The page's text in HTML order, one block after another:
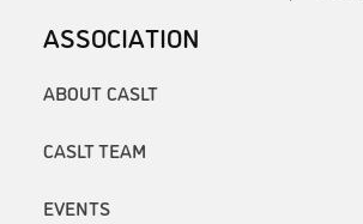
ASSOCIATION
ABOUT CASLT
CASLT TEAM
EVENTS